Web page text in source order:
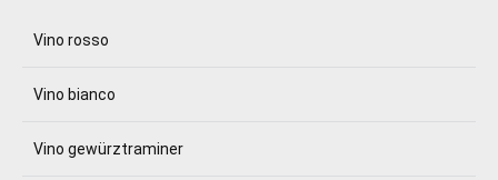
Vino rosso
Vino bianco
Vino gewürztraminer